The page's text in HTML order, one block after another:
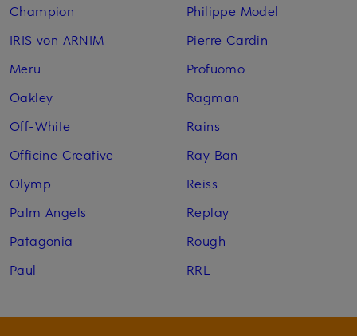
Champion
IRIS von ARNIM
Meru
Oakley
Off-White
Officine Creative
Olymp
Palm Angels
Patagonia
Paul
Philippe Model
Pierre Cardin
Profuomo
Ragman
Rains
Ray Ban
Reiss
Replay
Rough
RRL